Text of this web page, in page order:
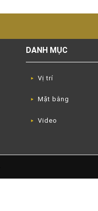
DANH MỤC
Vị trí
Mặt bằng
Video